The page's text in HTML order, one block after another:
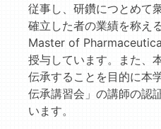
従事し、研鑽につとめて
確立した者の業績を称え
Master of
授与しています。また、
伝承することを目的に本
伝承講習会」の講師の認
います。